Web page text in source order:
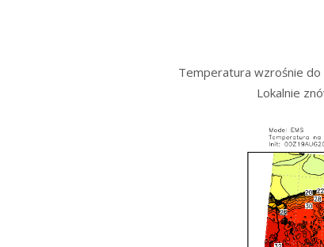
Temperatura wzrośnie do
Lokalnie